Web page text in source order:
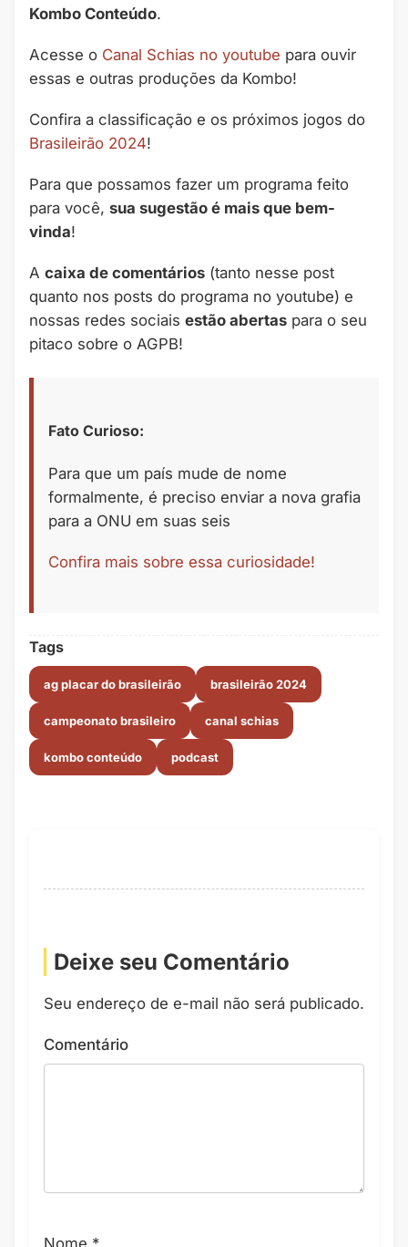
Kombo Conteúdo.
Acesse o Canal Schias no youtube para ouvir
essas e outras produções da Kombo!
Confira a classificação e os próximos jogos do
Brasileirão 2024!
Para que possamos fazer um programa feito
para você, sua sugestão é mais que bem-
vinda!
A caixa de comentários (tanto nesse post
quanto nos posts do programa no youtube) e
nossas redes sociais estão abertas para o seu
pitaco sobre o AGPB!
Fato Curioso:
Para que um país mude de nome
formalmente, é preciso enviar a nova grafia
para a ONU em suas seis
Confira mais sobre essa curiosidade!
Tags
ag placar do brasileirão brasileirão 2024
campeonato brasileiro canal schias
kombo conteúdo podcast
Deixe seu Comentário
Seu endereço de e-mail não será publicado.
Comentário